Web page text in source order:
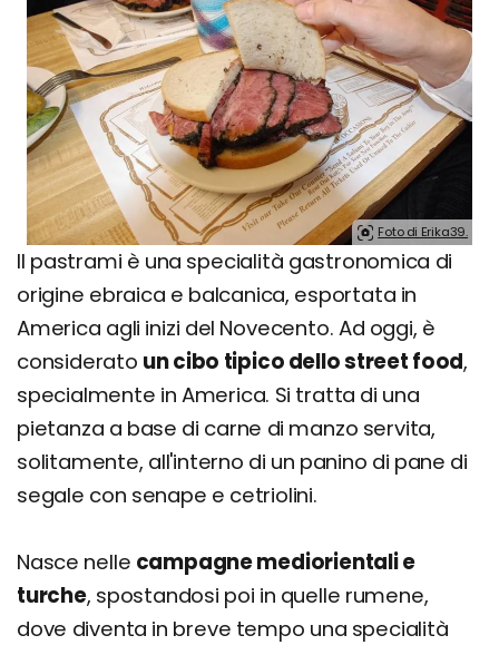
Foto di Erika39.
Il pastrami è una specialità gastronomica di
origine ebraica e balcanica, esportata in
America agli inizi del Novecento. Ad oggi, è
considerato un cibo tipico dello street food,
specialmente in America. Si tratta di una
pietanza a base di carne di manzo servita,
solitamente, all'interno di un panino di pane di
segale con senape e cetriolini.
Nasce nelle campagne mediorientali e
turche, spostandosi poi in quelle rumene,
dove diventa in breve tempo una specialità